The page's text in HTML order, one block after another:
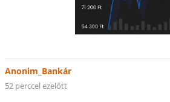
Anonim_Bankár
52 perccel ezelőtt